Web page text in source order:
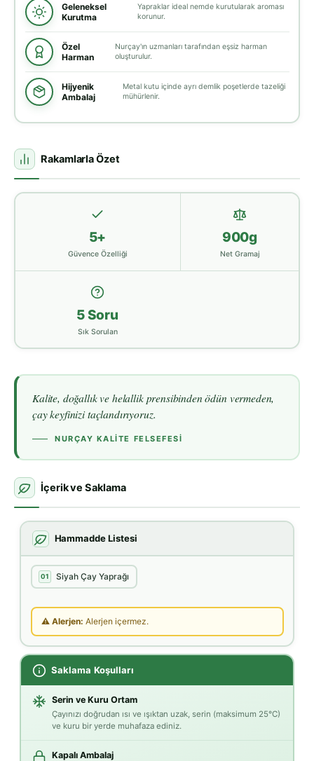
Geleneksel
Kurutma
Yapraklar ideal nemde kurutularak aroması
korunur.
Özel
Harman
Nurçay'ın uzmanları tarafından eşsiz harman
oluşturulur.
Hijyenik
Ambalaj
Metal kutu içinde ayrı demlik poşetlerde tazeliği
mühürlenir.
Rakamlarla Özet
5+
Güvence Özelliği
900g
Net Gramaj
5 Soru
Sık Sorulan
Kalite, doğallık ve helallik prensibinden ödün vermeden,
çay keyfinizi taçlandırıyoruz.
NURÇAY KALITE FELSEFESI
İçerik ve Saklama
Hammadde Listesi
01 Siyah Çay Yaprağı
⚠ Alerjen: Alerjen içermez.
Saklama Koşulları
Serin ve Kuru Ortam
Çayınızı doğrudan ısı ve ışıktan uzak, serin (maksimum 25°C)
ve kuru bir yerde muhafaza ediniz.
Kapalı Ambalaj